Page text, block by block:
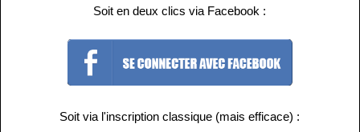
Soit en deux clics via Facebook :
Soit via l'inscription classique (mais efficace) :